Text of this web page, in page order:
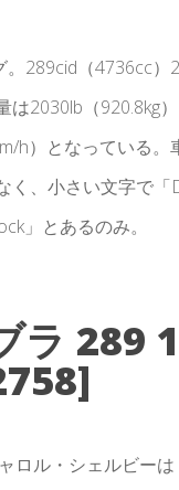
289cid（4736cc
2030lb（920.8kg
h）となっている。
、小さい文字で「
」とあるのみ。
ラ 289
ロル・シェルビー